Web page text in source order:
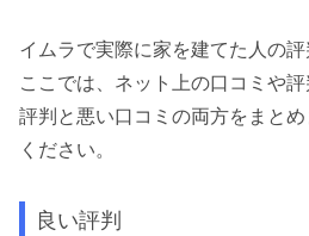
イムラで実際に家を建てた人の評
ここでは、ネット上の口コミや
評判と悪い口コミの両方をまと
ください。
良い評判